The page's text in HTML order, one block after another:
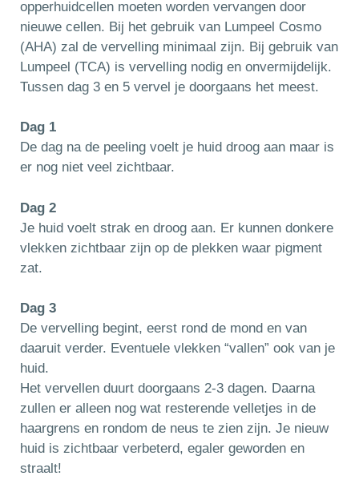
opperhuidcellen moeten worden vervangen door
nieuwe cellen. Bij het gebruik van Lumpeel Cosmo
(AHA) zal de vervelling minimaal zijn. Bij gebruik van
Lumpeel (TCA) is vervelling nodig en onvermijdelijk.
Tussen dag 3 en 5 vervel je doorgaans het meest.
Dag 1
De dag na de peeling voelt je huid droog aan maar is
er nog niet veel zichtbaar.
Dag 2
Je huid voelt strak en droog aan. Er kunnen donkere
vlekken zichtbaar zijn op de plekken waar pigment
zat.
Dag 3
De vervelling begint, eerst rond de mond en van
daaruit verder. Eventuele vlekken “vallen” ook van je
huid.
Het vervellen duurt doorgaans 2-3 dagen. Daarna
zullen er alleen nog wat resterende velletjes in de
haargrens en rondom de neus te zien zijn. Je nieuw
huid is zichtbaar verbeterd, egaler geworden en
straalt!